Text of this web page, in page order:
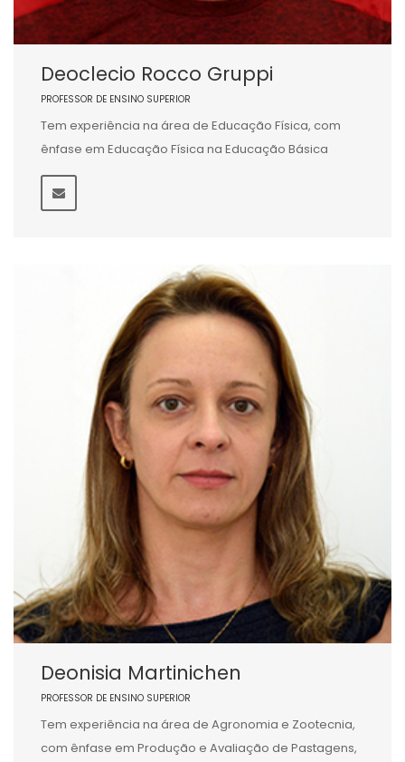
Deoclecio Rocco Gruppi
PROFESSOR DE ENSINO SUPERIOR
Tem experiência na área de Educação Física, com
ênfase em Educação Física na Educação Básica
Deonisia Martinichen
PROFESSOR DE ENSINO SUPERIOR
Tem experiência na área de Agronomia e Zootecnia,
com ênfase em Produção e Avaliação de Pastagens,